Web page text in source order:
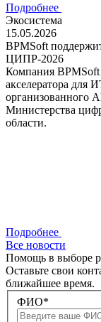
Подробнее
Экосистема
15.05.2026
BPMSoft
ЦИПР-2026
Компания BPMSoft
акселератора для
организованного
Министерства
области.
Подробнее
Все новости
Помощь в выборе
Оставьте свои
ближайшее время.
ФИО*